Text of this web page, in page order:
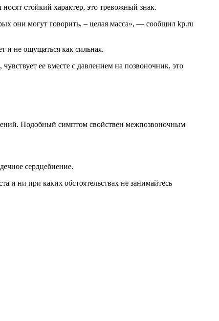
стойкий характер, это тревожный знак.
они могут говорить, – целая масса», — сообщил kp.ru
и не ощущаться как сильная.
ее вместе с давлением на позвоночник, это
Подобный симптом свойствен межпозвоночным
сердцебиение.
и ни при каких обстоятельствах не занимайтесь